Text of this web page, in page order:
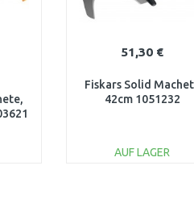
51,30 €
Fiskars Solid
42cm 1051232
AUF LAGER